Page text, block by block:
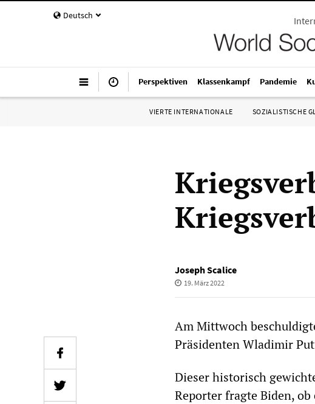
Deutsch
Perspektiven Klassenkampf Pandemie
VIERTE INTERNATIONALE SOZIALISTISCHE
Joseph Scalice
19. März 2022
Am Mittwoch
Präsidenten Wladimir
Dieser historisch
Reporter fragte Biden,